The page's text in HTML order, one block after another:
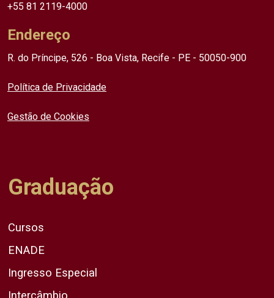
+55 81 2119-4000
Endereço
R. do Príncipe, 526 - Boa Vista, Recife - PE - 50050-900
Política de Privacidade
Gestão de Cookies
Graduação
Cursos
ENADE
Ingresso Especial
Intercâmbio